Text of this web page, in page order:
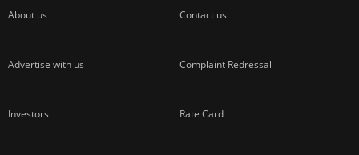
About us Contact us
Advertise with us Complaint Redressal
Investors Rate Card